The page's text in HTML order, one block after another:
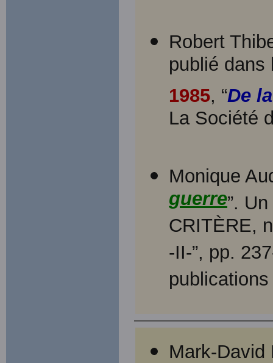
Robert
publié
1985, “De
La Société
Monique
guerre”.
CRITÈRE,
-II-”, pp.
Mark-David